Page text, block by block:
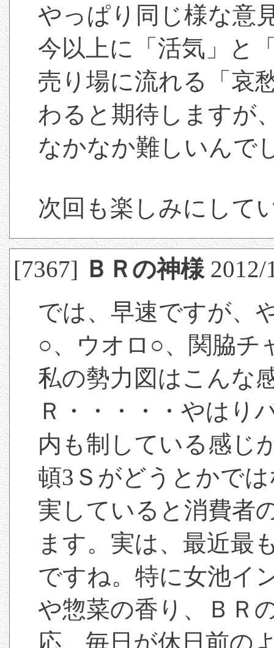
やっぱり同じ様な意
今以上に「活気」と
売り場に流れる「哀
わると期待しますが
なかなか難しいんで
次回も楽しみにして
[7367] ＢＲの神様 2012/
では、早速ですが、
○、ウオロ○、関脇チ
私の勢力図はこんな
Ｒ・・・・・やはり
内も制している感じ
頓3Ｓがどうとかで
実していると消費者
ます。実は、最近最
ですね。特に女池イ
や惣菜の香り、ＢＲ
応、毎日が休日前の